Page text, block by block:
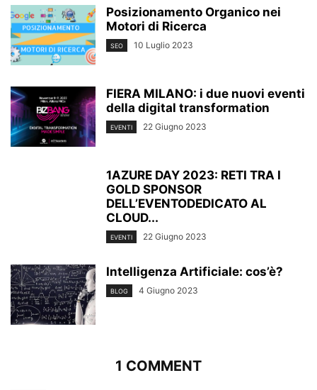
Posizionamento Organico nei
Motori di Ricerca
SEO 10 Luglio 2023
FIERA MILANO: i due nuovi eventi
della digital transformation
EVENTI 22 Giugno 2023
1AZURE DAY 2023: RETI TRA I
GOLD SPONSOR
DELL’EVENTODEDICATO AL
CLOUD...
EVENTI 22 Giugno 2023
Intelligenza Artificiale: cos’è?
BLOG 4 Giugno 2023
1 COMMENT